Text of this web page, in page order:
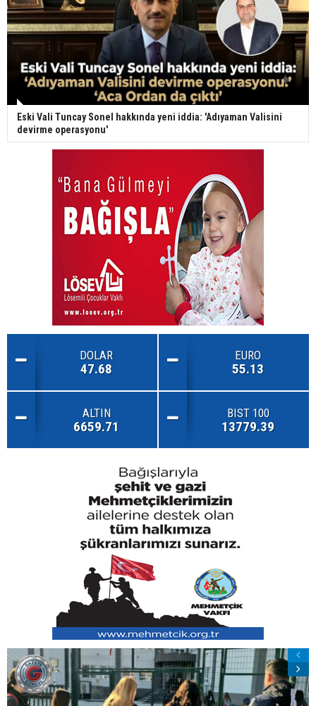
Eski Vali Tuncay Sonel hakkında yeni iddia: 'Adıyaman Valisini
devirme operasyonu'
DOLAR
47.68
EURO
55.13
ALTIN
6659.71
BIST 100
13779.39